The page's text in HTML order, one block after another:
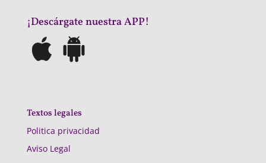
¡Descárgate nuestra APP!
Textos legales
Politica privacidad
Aviso Legal